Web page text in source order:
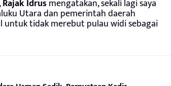
Rajak Idrusmengatakan, sekali lagi saya
Utara dan pemerintah daerah
untuk tidak merebut pulau widi sebagai